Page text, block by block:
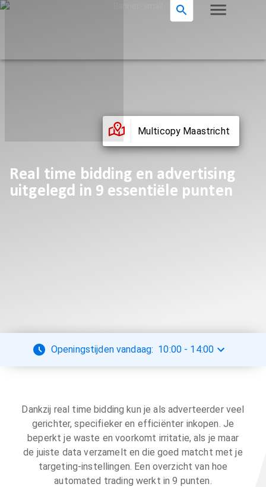
Multicopy Maastricht
Real time bidding en advertising
uitgelegd in 9 essentiële punten
Openingstijden vandaag: 10:00 - 14:00
Dankzij real time bidding kun je als adverteerder veel
gerichter, specifieker en efficiënter inkopen. Je
beperkt je waste en voorkomt irritatie, als je maar
de juiste data verzamelt en die goed matcht met je
targeting-instellingen. Een overzicht van hoe
automated trading werkt in 9 punten.